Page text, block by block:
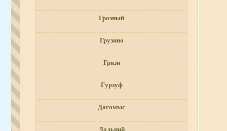
Грозный
Грузино
Грязи
Гурзуф
Дагомыс
Дальний